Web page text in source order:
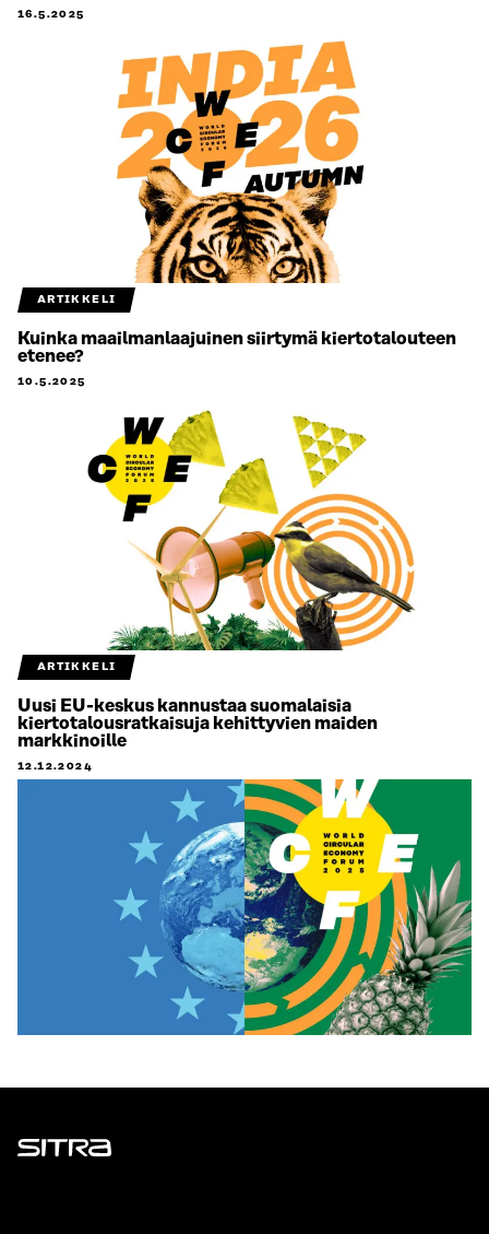
16.5.2025
ARTIKKELI
Kuinka maailmanlaajuinen siirtymä kiertotalouteen
etenee?
10.5.2025
ARTIKKELI
Uusi EU-keskus kannustaa suomalaisia
kiertotalousratkaisuja kehittyvien maiden
markkinoille
12.12.2024
Sitra